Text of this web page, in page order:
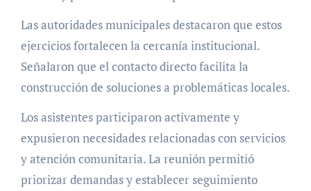
Las autoridades municipales destacaron que estos
ejercicios fortalecen la cercanía institucional.
Señalaron que el contacto directo facilita la
construcción de soluciones a problemáticas locales.
Los asistentes participaron activamente y
expusieron necesidades relacionadas con servicios
y atención comunitaria. La reunión permitió
priorizar demandas y establecer seguimiento